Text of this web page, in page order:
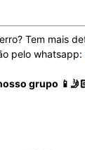
Tem mais
pelo whatsapp:
grupo